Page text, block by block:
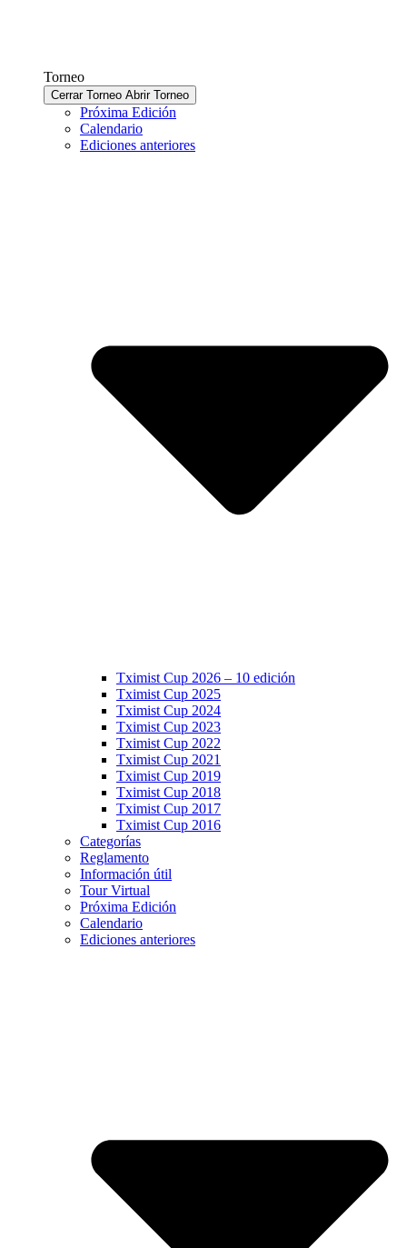
Torneo
Cerrar Torneo Abrir Torneo
Próxima Edición
Calendario
Ediciones anteriores
Tximist Cup 2026 – 10 edición
Tximist Cup 2025
Tximist Cup 2024
Tximist Cup 2023
Tximist Cup 2022
Tximist Cup 2021
Tximist Cup 2019
Tximist Cup 2018
Tximist Cup 2017
Tximist Cup 2016
Categorías
Reglamento
Información útil
Tour Virtual
Próxima Edición
Calendario
Ediciones anteriores